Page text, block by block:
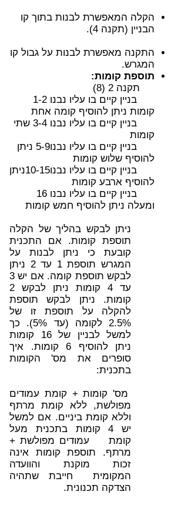
הקלה המאפשרת לבנות בתוך קו
הבניין (תקנה 4).
התקנה מאפשרת לבנות על גבול קו
המגרש.
תוספת קומות:
תקנה 2 (8)
בניין קיים בו עליו נבנו 1-2
קומות ניתן להוסיף קומה אחת
בניין קיים בו עליו נבנו 3-4 שתי
קומות
בניין קיים בו עליו נבנו5-9 ניתן
להוסיף שלוש קומות
בניין קיים בו עליו נבנו10-15ניתן
להוסיף ארבע קומות
בניין קיים בו עליו נבנו 16
ומעלה ניתן להוסיף חמש קומות
ניתן לבקש בהליך של הקלה
תוספת קומות. אם התכנית
קובעת כי ניתן לבנות על
המגרש תוספת 1 עד 2 ניתן
לבקש תוספת קומה. אם יש 3
עד 4 קומות ניתן לבקש 2
קומות. ניתן לבקש תוספת
להקלה על תוספת זו של
2.5% לקומה (עד 5%).
כך
למשל לבניין של 16 קומות
ניתן להוסיף 6 קומות.
איך
סופרים את מס' הקומות
בתכנית:
מס' קומות + קומת עמודים
מפולשת, ללא קומת מרתף
וללא קומת ביניים. אם למשל
יש 4 קומות בתכנית מעל
קומת עמודים מפולשת +
מרתף. תוספת קומות אינה
זכות מוקנת והוועדה
המקומית חייבת שתהיה
הצדקה תכנונית.